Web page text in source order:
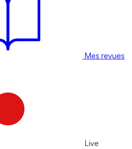
Mes revues
Live